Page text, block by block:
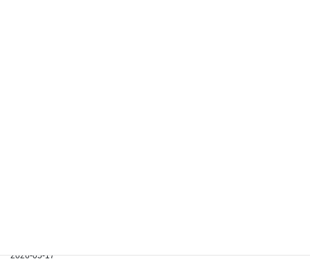
2026-05-17